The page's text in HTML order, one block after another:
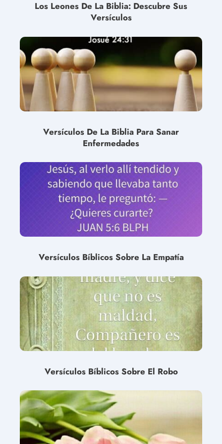
Los Leones De La Biblia: Descubre Sus
Versículos
Versículos De La Biblia Para Sanar
Enfermedades
Versículos Bíblicos Sobre La Empatía
Versículos Bíblicos Sobre El Robo